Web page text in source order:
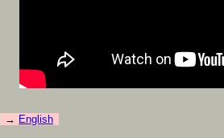
English